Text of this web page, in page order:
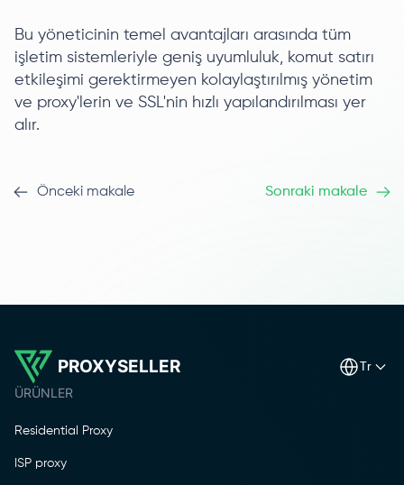
Bu yöneticinin temel avantajları arasında tüm
işletim sistemleriyle geniş uyumluluk, komut satırı
etkileşimi gerektirmeyen kolaylaştırılmış yönetim
ve proxy'lerin ve SSL'nin hızlı yapılandırılması yer
alır.
Önceki makale Sonraki makale
PROXYSELLER tr
ÜRÜNLER
Residential Proxy
ISP proxy